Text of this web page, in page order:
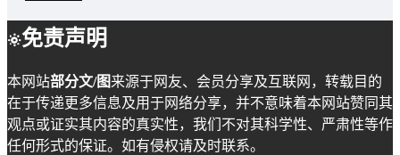
免责声明
本网站部分文/图来源于网友、会员分享及互联网，转载目的
在于传递更多信息及用于网络分享，并不意味着本网站赞同其
观点或证实其内容的真实性，我们不对其科学性、严肃性等作
任何形式的保证。如有侵权请及时联系。